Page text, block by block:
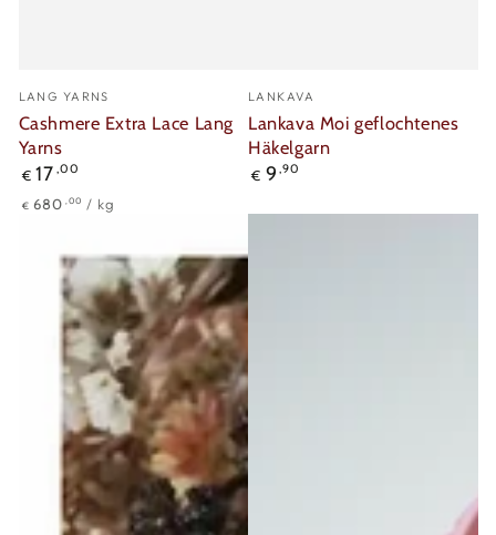
Verkäufer/in:
LANG YARNS
Cashmere Extra Lace Lang
Yarns
Regulärer
Preis
€ 17 ,00
Stückpreis
€ 680 ,00 / pro
kg
Verkäufer/in:
LANKAVA
Lankava Moi geflochtenes
Häkelgarn
Regulärer
€ 9 ,90